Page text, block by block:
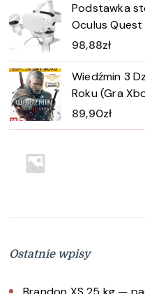
Podstawka
Oculus Quest
98,88zł
Wiedźmin 3
Roku (Gra
89,90zł
Ostatnie wpisy